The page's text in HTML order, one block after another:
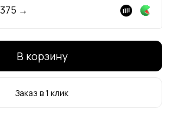
→
В корзину
Заказ в 1 клик